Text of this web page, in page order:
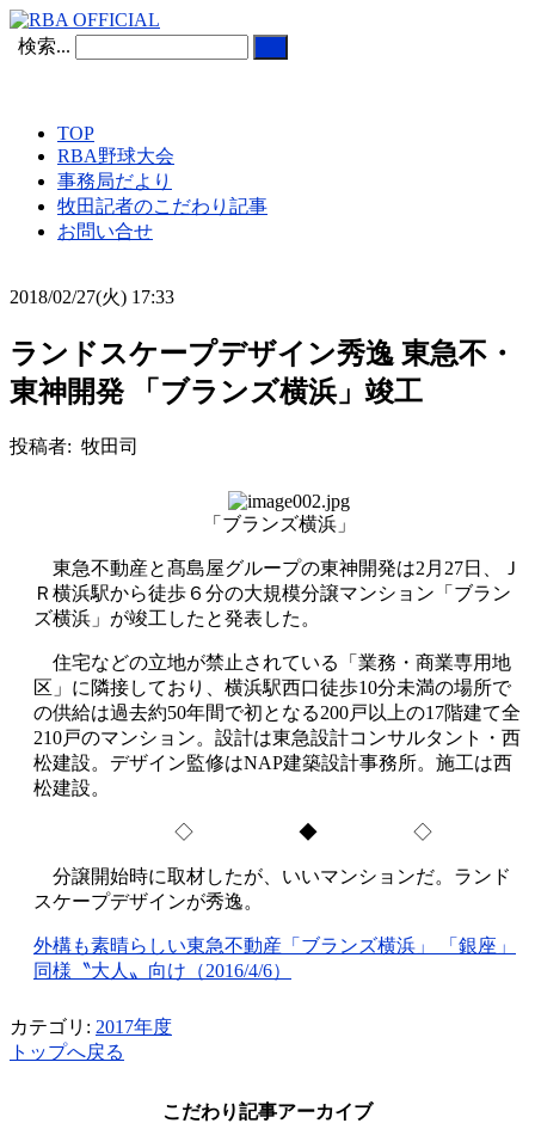
検索...
TOP
RBA野球大会
事務局だより
牧田記者のこだわり記事
お問い合せ
2018/02/27(火) 17:33
ランドスケープデザイン秀逸 東急不・
東神開発 「ブランズ横浜」竣工
投稿者: 牧田司
「ブランズ横浜」
東急不動産と髙島屋グループの東神開発は2月27日、Ｊ
Ｒ横浜駅から徒歩６分の大規模分譲マンション「ブラン
ズ横浜」が竣工したと発表した。
住宅などの立地が禁止されている「業務・商業専用地
区」に隣接しており、横浜駅西口徒歩10分未満の場所で
の供給は過去約50年間で初となる200戸以上の17階建て全
210戸のマンション。設計は東急設計コンサルタント・西
松建設。デザイン監修はNAP建築設計事務所。施工は西
松建設。
◇ ◆ ◇
分譲開始時に取材したが、いいマンションだ。ランド
スケープデザインが秀逸。
外構も素晴らしい東急不動産「ブランズ横浜」 「銀座」
同様〝大人〟向け（2016/4/6）
カテゴリ: 2017年度
トップへ戻る
こだわり記事アーカイブ